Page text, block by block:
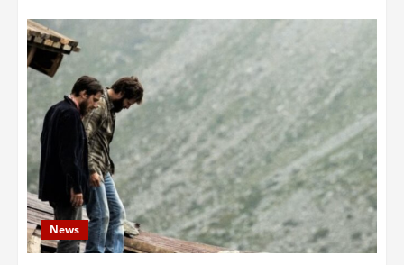
News